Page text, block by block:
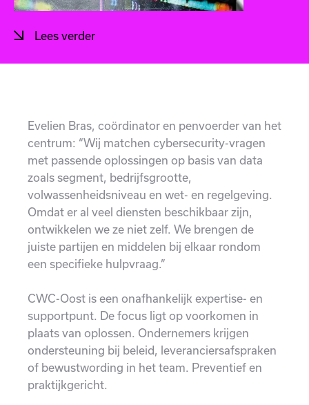
Lees verder
Evelien Bras, coördinator en penvoerder van het
centrum: “Wij matchen cybersecurity-vragen
met passende oplossingen op basis van data
zoals segment, bedrijfsgrootte,
volwassenheidsniveau en wet- en regelgeving.
Omdat er al veel diensten beschikbaar zijn,
ontwikkelen we ze niet zelf. We brengen de
juiste partijen en middelen bij elkaar rondom
een specifieke hulpvraag.”
CWC-Oost is een onafhankelijk expertise- en
supportpunt. De focus ligt op voorkomen in
plaats van oplossen. Ondernemers krijgen
ondersteuning bij beleid, leveranciersafspraken
of bewustwording in het team. Preventief en
praktijkgericht.